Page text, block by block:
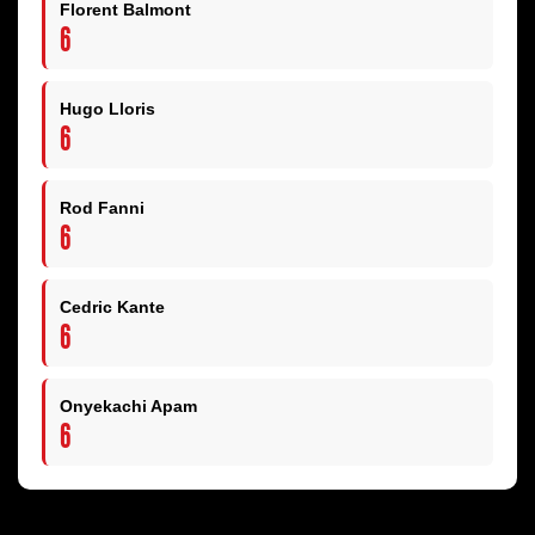
Florent Balmont
6
Hugo Lloris
6
Rod Fanni
6
Cedric Kante
6
Onyekachi Apam
6